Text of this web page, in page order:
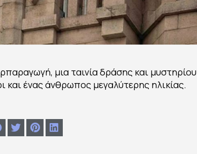
μια ταινία δράσης και μυστηρίου
και ένας άνθρωπος μεγαλύτερης ηλικίας.